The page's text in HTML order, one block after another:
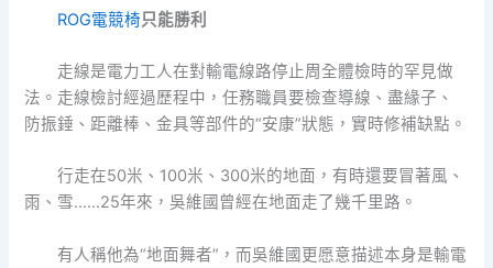
ROG電競椅只能勝利
走線是電力工人在對輸電線路停止周全體檢時的罕見做
法。走線檢討經過歷程中，任務職員要檢查導線、盡緣子、
防振錘、距離棒、金具等部件的“安康”狀態，實時修補缺點。
行走在50米、100米、300米的地面，有時還要冒著風、
雨、雪……25年來，吳維國曾經在地面走了幾千里路。
有人稱他為“地面舞者”，而吳維國更愿意描述本身是輸電